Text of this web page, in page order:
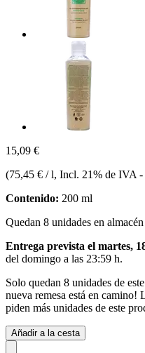
15,09 €
(75,45 € / l, Incl. 21% de IVA -
Contenido: 200 ml
Quedan 8 unidades en almacén
Entrega prevista el martes,
del domingo a las 23:59 h.
Solo quedan 8 unidades de
nueva remesa está en camino!
piden más unidades de este
Añadir a la cesta